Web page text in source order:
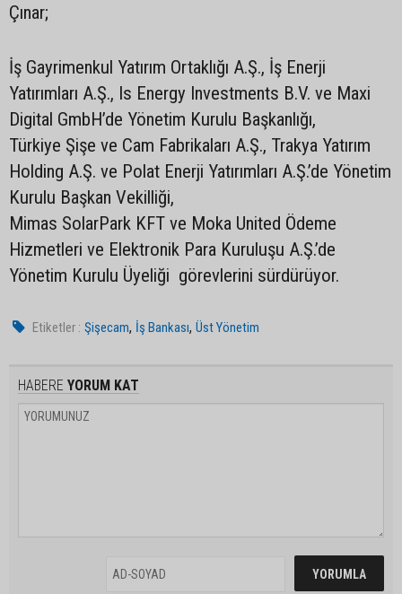
Çınar;
İş Gayrimenkul Yatırım Ortaklığı A.Ş., İş Enerji
Yatırımları A.Ş., Is Energy Investments B.V. ve Maxi
Digital GmbH’de Yönetim Kurulu Başkanlığı,
Türkiye Şişe ve Cam Fabrikaları A.Ş., Trakya Yatırım
Holding A.Ş. ve Polat Enerji Yatırımları A.Ş.’de Yönetim
Kurulu Başkan Vekilliği,
Mimas SolarPark KFT ve Moka United Ödeme
Hizmetleri ve Elektronik Para Kuruluşu A.Ş.’de
Yönetim Kurulu Üyeliği görevlerini sürdürüyor.
Etiketler : Şişecam, İş Bankası,Üst Yönetim
HABERE YORUM KAT